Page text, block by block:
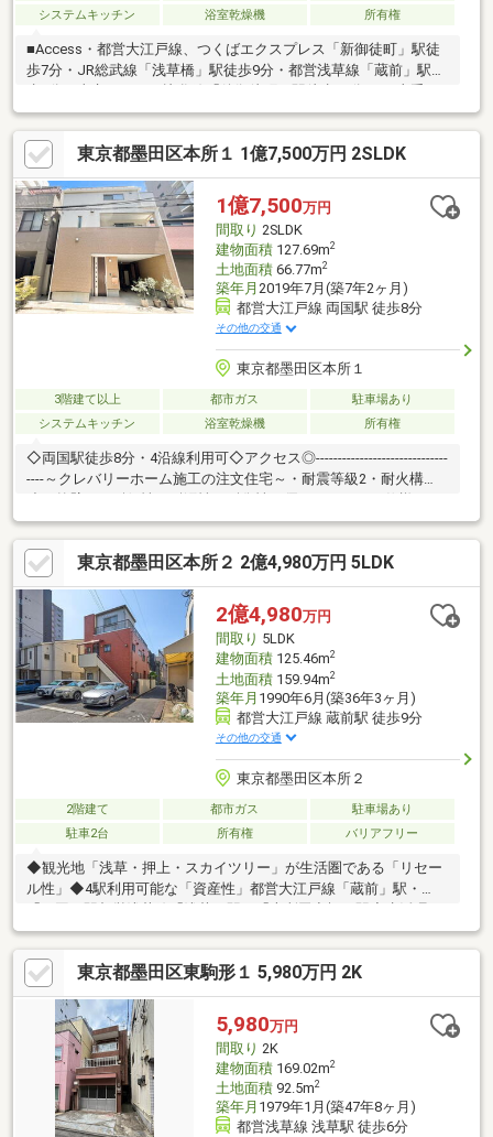
システムキッチン
浴室乾燥機 所有権
■Access・都営大江戸線、つくばエクスプレス「新御徒町」駅徒
歩7分・JR総武線「浅草橋」駅徒歩9分・都営浅草線「蔵前」駅徒
線、京浜東北線「御徒町」駅徒歩15分・東京メトロ銀座線「末広
町」駅徒歩14分・JR山手線、京浜東北線、総武線「秋葉原」駅徒
歩16分■Point・7駅8路線路線利用可・土地面積：32.48㎡ ※ほか
に私道負担3.61㎡あり・建物面積：52.48㎡（1階11.02㎡、2，3階
各20.73㎡）・建物面積にビルトインガレージ8.93㎡含まず・木造
3階建・ルーフバルコニー・車庫1台可（車種による）・東側公道
約6.0ｍ、北側公道 約3.5ｍ
東京都墨田区本所１ 1億7,500万円 2SLDK
1億7,500万円
間取り 2SLDK
建物面積127.69m2
土地面積66.77m2
築年月 2019年7月(築7年2ヶ月)
都営大江戸線 両国駅 徒歩8分
その他の交通
東京都墨田区本所１
3階建て以上 都市ガス
駐車場あり
システムキッチン
浴室乾燥機 所有権
◇両国駅徒歩8分・4沿線利用可◇アクセス◎------------------------------
----～クレバリーホーム施工の注文住宅～・耐震等級2・耐火構
ンスペクション実施済み◇物件の特徴◇収納スペース充実でお家
が片付きます玄関に大型収納有トイレ・洗面2階と3階にあります
◆買い物に便利◆サミットストア徒歩4分24時まで営業で仕事帰
りに買い物ができます！◇学校が近い◇墨田区立外手小学校徒歩
6分墨田区立本所中学校徒歩11分■内見予約受付中■お気軽にお問
い合わせください(^^)⇒詳しい資料のご請求は【資料請求ボタン
(無料）】
東京都墨田区本所２ 2億4,980万円 5LDK
2億4,980万円
間取り 5LDK
建物面積125.46m2
土地面積159.94m2
築年月 1990年6月(築36年3ヶ月)
都営大江戸線 蔵前駅 徒歩9分
その他の交通
東京都墨田区本所２
2階建て 都市ガス
駐車場あり
駐車2台
所有権 バリアフリー
◆観光地「浅草・押上・スカイツリー」が生活圏である「リセー
ル性」◆4駅利用可能な「資産性」都営大江戸線「蔵前」駅・
境・お買い物環境良好～「子育て環境」良好な立地～◆角地×ゆ
とりあるお敷地で自由なプランも。戸建て・社宅・事務所・収益
用地としてもご利用可。◆駐車場3台有◆玄関別～1階：3LDK、2
階：2LDK～ 2013年12月：一部リフォーム改修工事あり(クロ
ス・キッチン・風呂・コンロ・トイレ・床天井等)
東京都墨田区東駒形１ 5,980万円 2K
5,980万円
間取り 2K
建物面積169.02m2
土地面積92.5m2
築年月 1979年1月(築47年8ヶ月)
都営浅草線 浅草駅 徒歩6分